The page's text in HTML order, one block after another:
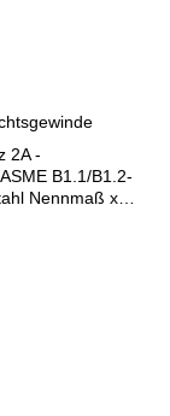
2A -
B1.1/B1.2-
Nennmaß x